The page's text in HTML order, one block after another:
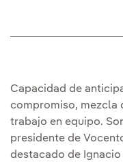
Capacidad de
compromiso, mezcla
trabajo en equipo.
presidente de
destacado de